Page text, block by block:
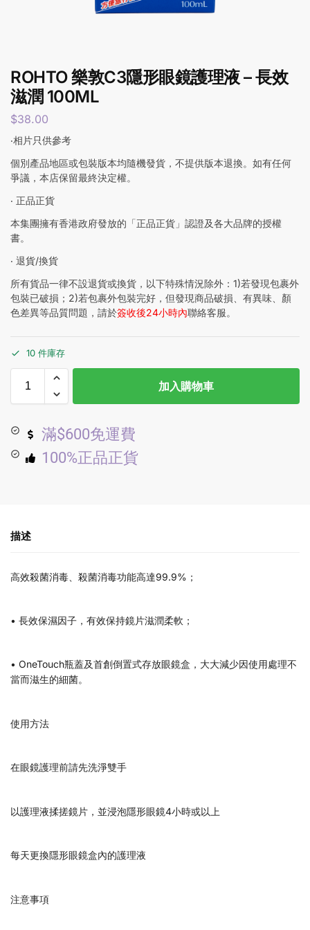
ROHTO 樂敦C3隱形眼鏡護理液 – 長效
滋潤 100ML
$38.00
‧相片只供參考
個別產品地區或包裝版本均隨機發貨，不提供版本退換。如有任何
爭議，本店保留最終決定權。
‧ 正品正貨
本集團擁有香港政府發放的「正品正貨」認證及各大品牌的授權
書。
‧ 退貨/換貨
所有貨品一律不設退貨或換貨，以下特殊情況除外：1)若發現包裹外
包裝已破損；2)若包裹外包裝完好，但發現商品破損、有異味、顏
色差異等品質問題，請於簽收後24小時內聯絡客服。
10 件庫存
加入購物車
滿$600免運費
100%正品正貨
描述
高效殺菌消毒、殺菌消毒功能高達99.9%；
• 長效保濕因子，有效保持鏡片滋潤柔軟；
• OneTouch瓶蓋及首創倒置式存放眼鏡盒，大大減少因使用處理不
當而滋生的細菌。
使用方法
在眼鏡護理前請先洗淨雙手
以護理液揉搓鏡片，並浸泡隱形眼鏡4小時或以上
每天更換隱形眼鏡盒內的護理液
注意事項